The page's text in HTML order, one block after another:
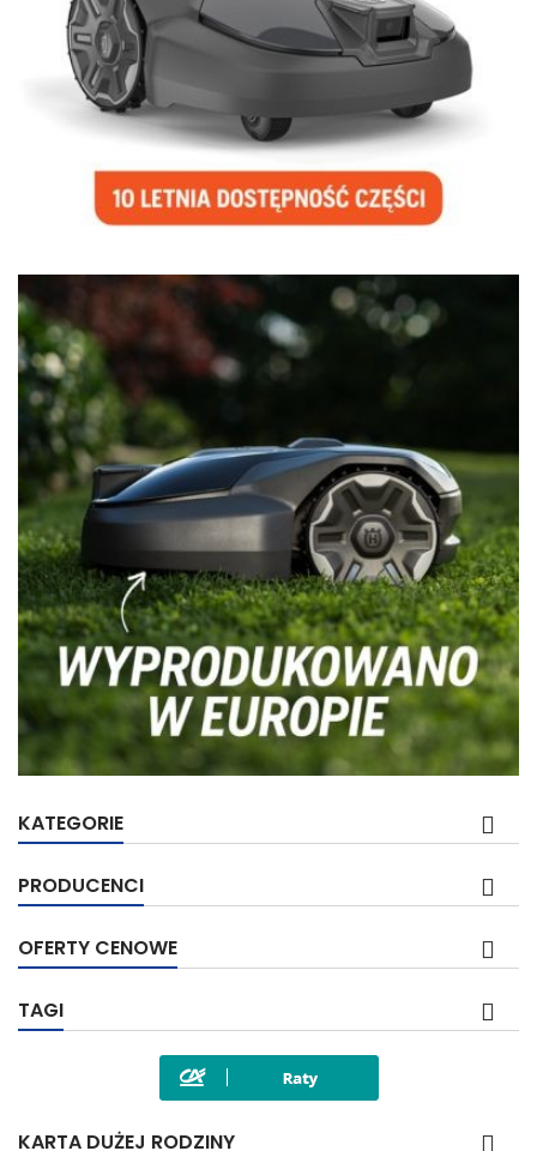
KATEGORIE
PRODUCENCI
OFERTY CENOWE
TAGI
KARTA DUŻEJ RODZINY